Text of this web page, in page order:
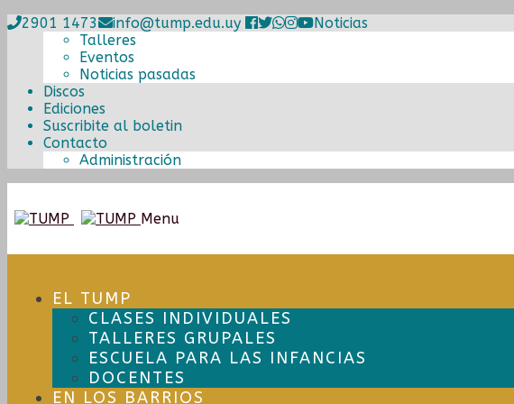
2901 1473 info@tump.edu.uy
Noticias
Talleres
Eventos
Noticias pasadas
Discos
Ediciones
Suscribite al boletin
Contacto
Administración
Ir
la
Ir
contenido
Menu
EL TUMP
CLASES INDIVIDUALES
TALLERES GRUPALES
ESCUELA PARA LAS INFANCIAS
DOCENTES
EN LOS BARRIOS